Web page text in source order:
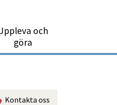
och
göra
Kontakta oss